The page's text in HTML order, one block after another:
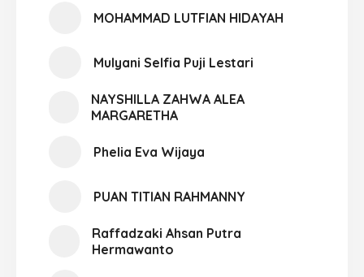
MOHAMMAD LUTFIAN HIDAYAH
Mulyani Selfia Puji Lestari
NAYSHILLA ZAHWA ALEA
MARGARETHA
Phelia Eva Wijaya
PUAN TITIAN RAHMANNY
Raffadzaki Ahsan Putra
Hermawanto